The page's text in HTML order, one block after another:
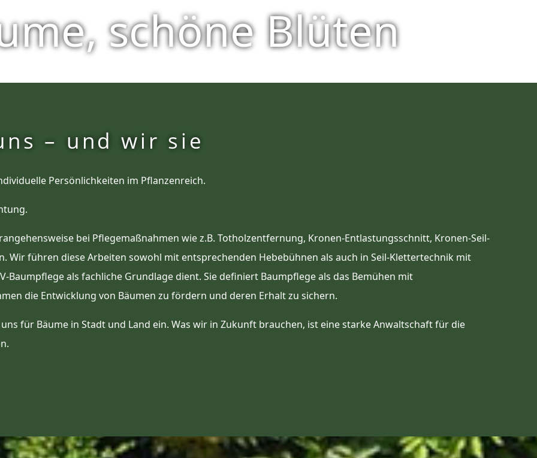
schöne Blüten
– und wir sie
Persönlichkeiten im Pflanzenreich.
bei Pflegemaßnahmen wie z.B. Totholzentfernung, Kronen-Entlastungsschnitt, Kronen-Seil-
Wir führen diese Arbeiten sowohl mit entsprechenden Hebebühnen als auch in Seil-Klettertechnik mit
Baumpflege als fachliche Grundlage dient. Sie definiert Baumpflege als das Bemühen mit
die Entwicklung von Bäumen zu fördern und deren Erhalt zu sichern.
für Bäume in Stadt und Land ein. Was wir in Zukunft brauchen, ist eine starke Anwaltschaft für die